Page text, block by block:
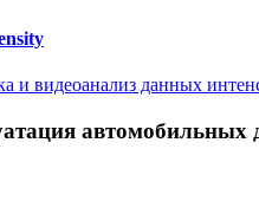
и видеоанализ данных
автомобильных